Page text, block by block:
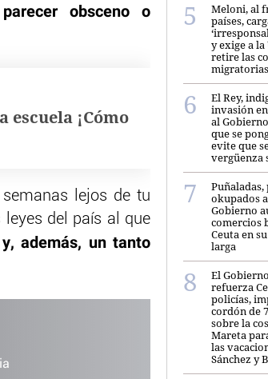
parecer obsceno o
escuela ¡Cómo
lejos de tu
del país al que
además, un tanto
Meloni, al
países,
y exige a la
retire las
migratorias
El Rey,
invasión
al
que se
evite que
vergüenza
Puñaladas,
okupados
Gobierno
comercios
Ceuta en
larga
El
refuerza
policías,
cordón de
sobre la
Mareta
las
Sánchez y